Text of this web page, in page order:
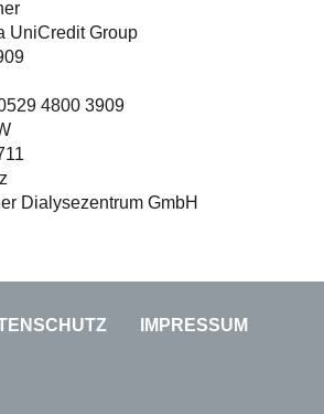
UniCredit Group
4800 3909
Dialysezentrum GmbH
IMPRESSUM